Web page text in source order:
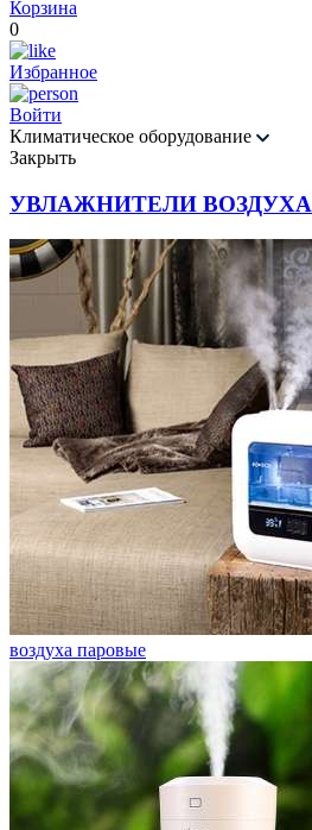
Корзина
0
Избранное
Войти
Климатическое оборудование
Закрыть
УВЛАЖНИТЕЛИ ВОЗДУХА
воздуха паровые